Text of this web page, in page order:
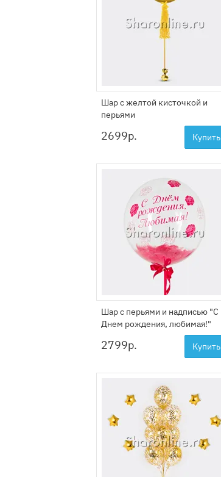
Шар с желтой кисточкой и
перьями
2699р. Купить
Шар с перьями и надписью "С
Днем рождения, любимая!"
2799р. Купить